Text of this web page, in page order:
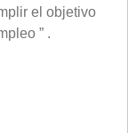
el objetivo
” .